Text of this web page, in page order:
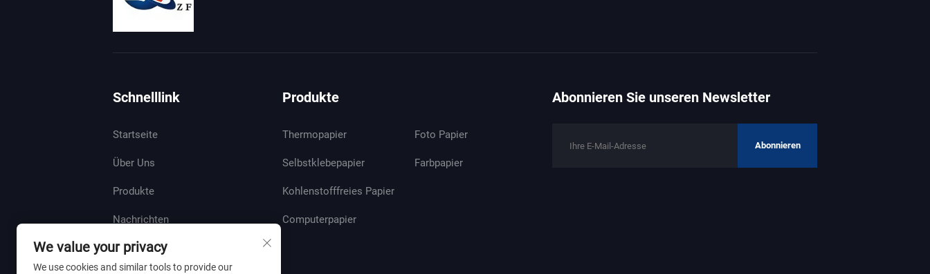
Schnelllink
Startseite
Über Uns
Produkte
Nachrichten
Kontaktieren Sie Uns
Produkte
Thermopapier
Selbstklebepapier
Kohlenstofffreies Papier
Computerpapier
Foto Papier
Farbpapier
Abonnieren Sie unseren Newsletter
Abonnieren
We value your privacy
We use cookies and similar tools to provide our